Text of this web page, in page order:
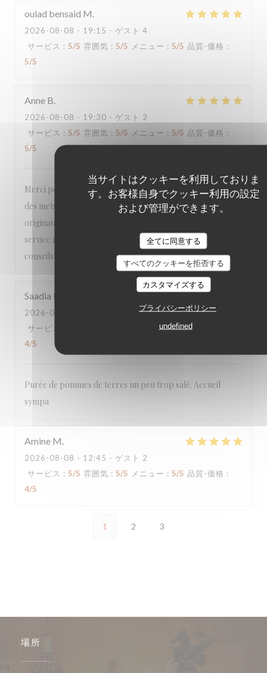
当サイトはクッキーを利用しておりま
す。お客様自身でクッキー利用の設定
および管理ができます。
全てに同意する
すべてのクッキーを拒否する
カスタマイズする
プライバシーポリシー
undefined
oulad bensaid M
2026-08-08 - 19:15 - ゲスト 4
サービス : 5/5 雰囲気 : 5/5 メニュー : 5/5 品質-価格 :
5/5
Anne B
2026-08-08 - 19:30 - ゲスト 2
サービス : 5/5 雰囲気 : 5/5 メニュー : 5/5 品質-価格 :
5/5
Merci pour ce délicieux moment de découverte à travers
des mets judicieusement travaillés et exquis, des cocktails
originaux… dans un cadre superbe. À retenir aussi le
service rapide et chaleureux, merci à Sacha pour ses
conseils sur le choix des plats et son amabilité.
Saadia N
2026-08-08
- 19:30 - ゲスト 3
サービス
メニュー: 4/5 品質-価格
4/5
Purée de pommes de terres un peu trop salé. Accueil
sympa
Amine M
2026-08-08 - 12:45 - ゲスト 2
サービス : 5/5 雰囲気 : 5/5 メニュー : 5/5 品質-価格 :
4/5
1 2 3
場所